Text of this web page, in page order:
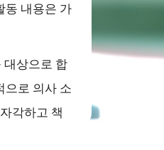
동 내용은 가
대상으로 합
으로 의사 소
각하고 책
은 음소 인